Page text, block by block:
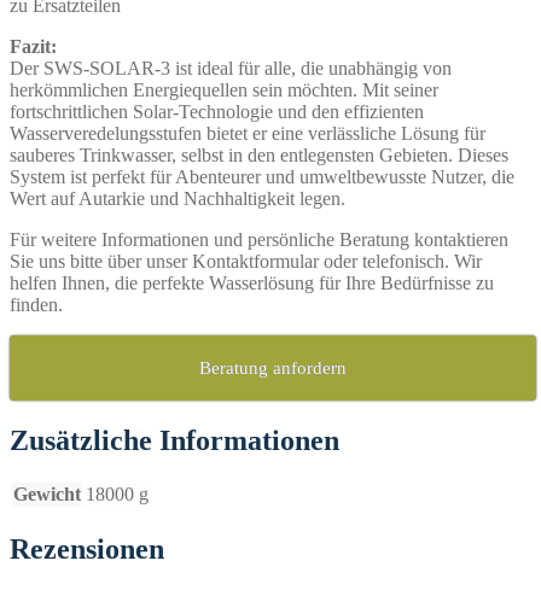
zu Ersatzteilen
Fazit:
Der SWS-SOLAR-3 ist ideal für alle, die unabhängig von
herkömmlichen Energiequellen sein möchten. Mit seiner
fortschrittlichen Solar-Technologie und den effizienten
Wasserveredelungsstufen bietet er eine verlässliche Lösung für
sauberes Trinkwasser, selbst in den entlegensten Gebieten. Dieses
System ist perfekt für Abenteurer und umweltbewusste Nutzer, die
Wert auf Autarkie und Nachhaltigkeit legen.
Für weitere Informationen und persönliche Beratung kontaktieren
Sie uns bitte über unser Kontaktformular oder telefonisch. Wir
helfen Ihnen, die perfekte Wasserlösung für Ihre Bedürfnisse zu
finden.
Beratung anfordern
Zusätzliche Informationen
Gewicht 18000 g
Rezensionen